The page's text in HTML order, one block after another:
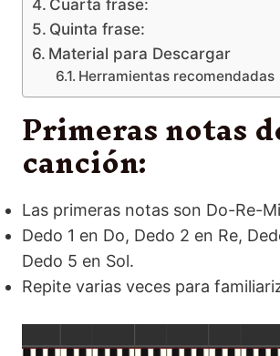
Quinta frase:
Material para Descargar
Herramientas recomendadas
Primeras notas
canción:
Las primeras notas son Do-Re-
Dedo 1 en Do, Dedo 2 en Re,
Dedo 5 en Sol.
Repite varias veces para